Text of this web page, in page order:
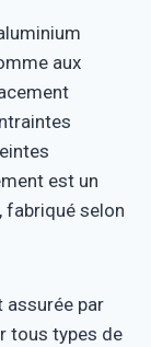
aux
est un
fabriqué selon
assurée par
tous types de